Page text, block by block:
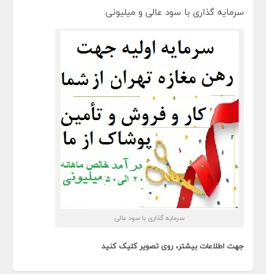
سرمایه گذاری با سود عالی و میلیونی:
سرمایه گذاری با سود عالی
جهت اطلاعات بیشتر، روی تصویر کلیک کنید